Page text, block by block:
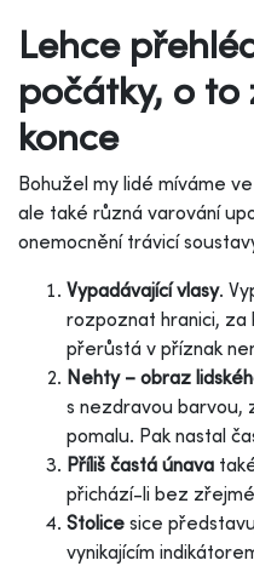
Lehce
počátky, o to
konce
Bohužel my lidé míváme
ale také různá varování
onemocnění trávicí
Vypadávající vlasy.
rozpoznat hranici,
přerůstá v příznak
Nehty – obraz
s nezdravou barvou,
pomalu. Pak nastal
Příliš častá únava
přichází-li bez
Stolice sice
vynikajícím